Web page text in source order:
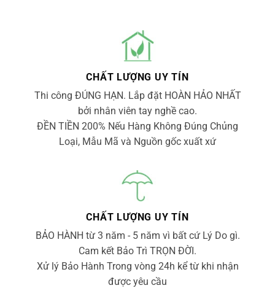
CHẤT LƯỢNG UY TÍN
Thi công ĐÚNG HẠN. Lắp đặt HOÀN HẢO NHẤT
bởi nhân viên tay nghề cao.
ĐỀN TIỀN 200% Nếu Hàng Không Đúng Chủng
Loại, Mẫu Mã và Nguồn gốc xuất xứ
CHẤT LƯỢNG UY TÍN
BẢO HÀNH từ 3 năm - 5 năm vì bất cứ Lý Do gì.
Cam kết Bảo Trì TRỌN ĐỜI.
Xử lý Bảo Hành Trong vòng 24h kể từ khi nhận
được yêu cầu